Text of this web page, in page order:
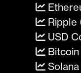
Ripple
USD